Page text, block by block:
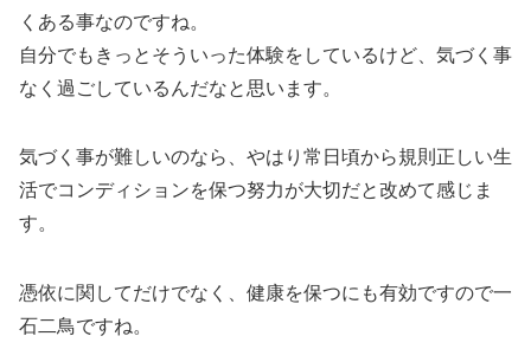
くある事なのですね。
自分でもきっとそういった体験をしているけど、気づく事
なく過ごしているんだなと思います。
気づく事が難しいのなら、やはり常日頃から規則正しい生
活でコンディションを保つ努力が大切だと改めて感じま
す。
憑依に関してだけでなく、健康を保つにも有効ですので一
石二鳥ですね。